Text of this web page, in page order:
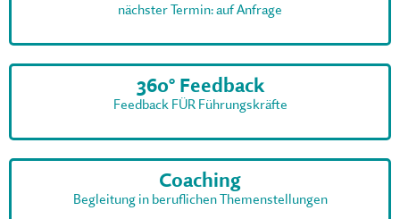
nächster Termin: auf Anfrage
360° Feedback
Feedback FÜR Führungskräfte
Coaching
Begleitung in beruflichen Themenstellungen